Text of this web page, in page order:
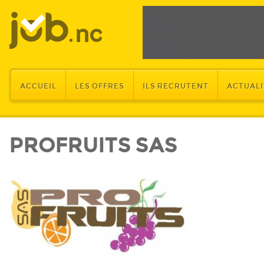
ACCUEIL LES OFFRES ILS RECRUTENT
PROFRUITS SAS